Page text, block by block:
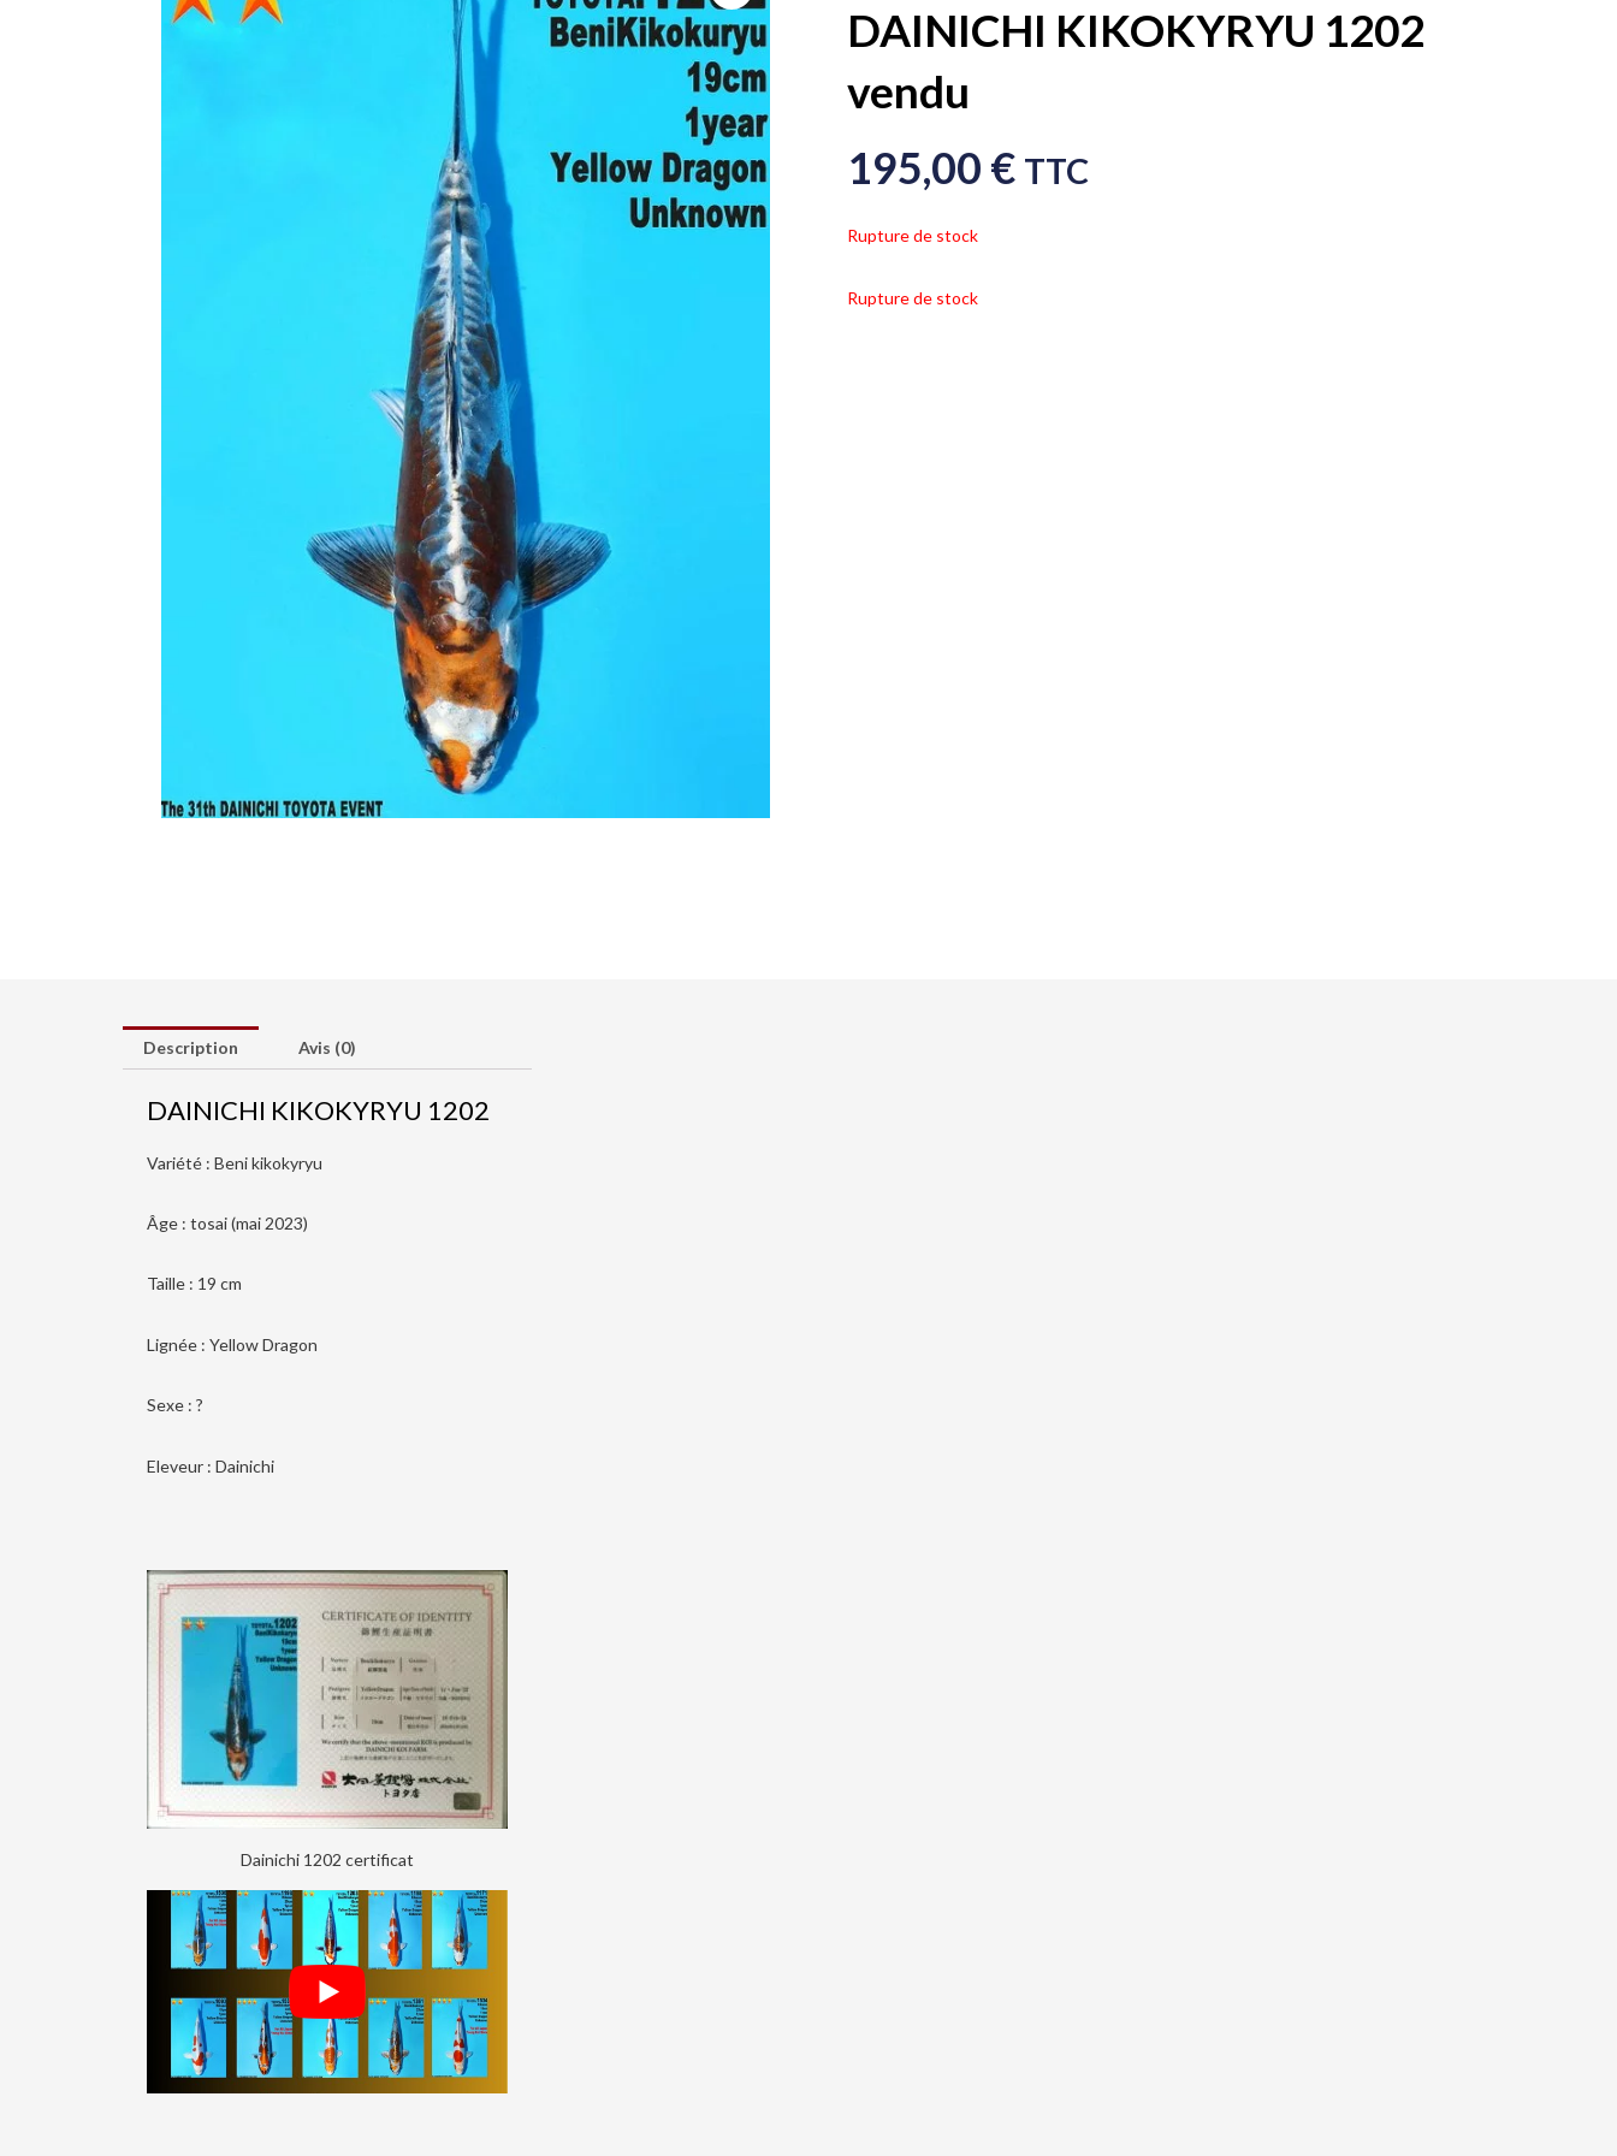
DAINICHI KIKOKYRYU 1202
vendu
195,00 € TTC
Rupture de stock
Rupture de stock
Description Avis (0)
DAINICHI KIKOKYRYU 1202
Variété : Beni kikokyryu
Âge : tosai (mai 2023)
Taille : 19 cm
Lignée : Yellow Dragon
Sexe : ?
Eleveur : Dainichi
Dainichi 1202 certificat